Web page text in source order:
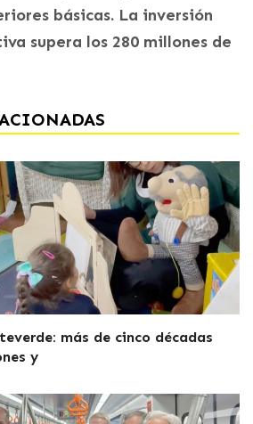
básicas. La inversión
supera los 280 millones de
más de cinco décadas
y